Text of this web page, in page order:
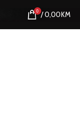
0 /0,00KM